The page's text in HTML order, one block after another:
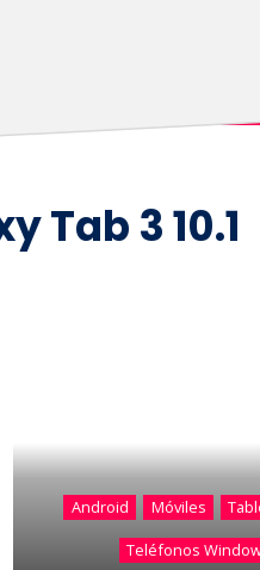
Tab 3 10.1
Android Móviles
Teléfonos